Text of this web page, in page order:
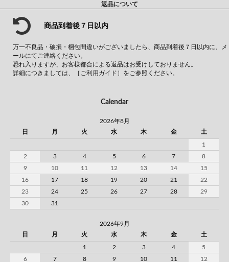
返品について
商品到着後７日以内
万一不良品・破損・梱包間違いがございましたら、商品到着後７日以内に、メ
ールにてご連絡ください。
恐れ入りますが、お客様都合による返品はお受けしておりません。
詳細につきましては、
［ご利用ガイド］ をご参照ください。
Calendar
2026年8月
日
月 火 水 木 金 土
1
2
3 4 5 6 7
8
9
10 11 12 13 14
15
16
17 18 19 20 21
22
23
24 25 26 27 28
29
30
31
2026年9月
日
月 火 水 木 金 土
1 2 3 4
5
6
7 8 9 10 11 12